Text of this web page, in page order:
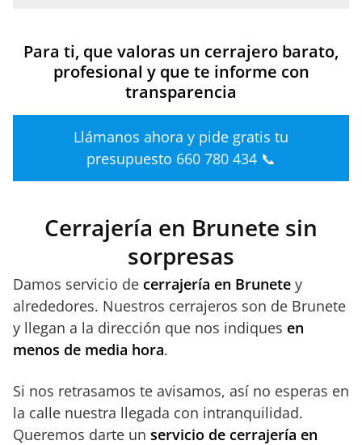
Para ti, que valoras un cerrajero barato,
profesional y que te informe con
transparencia
Llámanos ahora y pide gratis tu
presupuesto 660 780 434 📞
Cerrajería en Brunete sin
sorpresas
Damos servicio de cerrajería en Brunete y
alrededores. Nuestros cerrajeros son de Brunete
y llegan a la dirección que nos indiques en
menos de media hora.
Si nos retrasamos te avisamos, así no esperas en
la calle nuestra llegada con intranquilidad.
Queremos darte un servicio de cerrajería en